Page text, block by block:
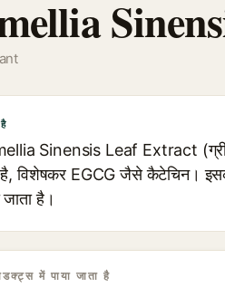
Sinensis Leaf Extract (ग्रीन
है, विशेषकर EGCG जैसे कैटेचिन।
जाता है।
में पाया जाता है